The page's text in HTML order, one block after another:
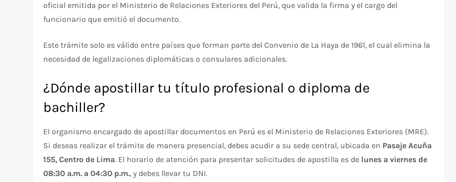
oficial emitida por el Ministerio de Relaciones Exteriores del Perú, que valida la firma y el cargo del
funcionario que emitió el documento.
Este trámite solo es válido entre países que forman parte del Convenio de La Haya de 1961, el cual elimina la
necesidad de legalizaciones diplomáticas o consulares adicionales.
¿Dónde apostillar tu título profesional o diploma de
bachiller?
El organismo encargado de apostillar documentos en Perú es el Ministerio de Relaciones Exteriores (MRE).
Si deseas realizar el trámite de manera presencial, debes acudir a su sede central, ubicada en Pasaje Acuña
155, Centro de Lima. El horario de atención para presentar solicitudes de apostilla es de lunes a viernes de
08:30 a.m. a 04:30 p.m., y debes llevar tu DNI.